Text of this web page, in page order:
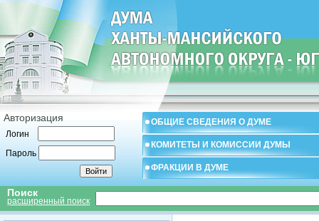
Авторизация
Логин
Пароль
ОБЩИЕ СВЕДЕНИЯ О ДУМЕ
КОМИТЕТЫ И КОМИССИИ ДУМЫ
ФРАКЦИИ В ДУМЕ
Поиск
расширенный поиск